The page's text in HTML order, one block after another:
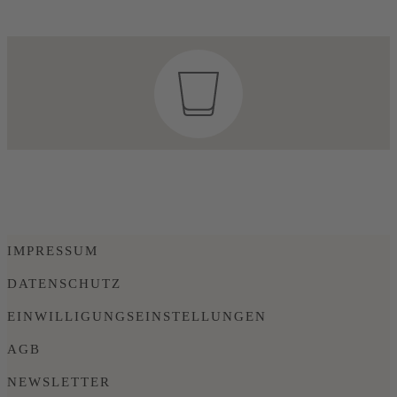
IMPRESSUM
DATENSCHUTZ
EINWILLIGUNGSEINSTELLUNGEN
AGB
NEWSLETTER